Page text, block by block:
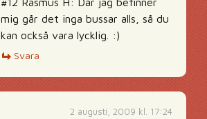
mig går det inga bussar alls, så du
kan också vara lycklig. :)
Svara
2 augusti, 2009 kl. 17:24